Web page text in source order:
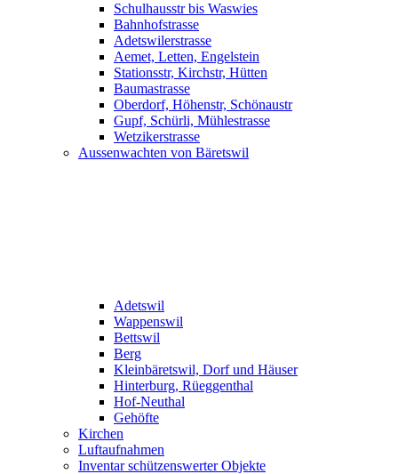
Schulhausstr bis Waswies
Bahnhofstrasse
Adetswilerstrasse
Aemet, Letten, Engelstein
Stationsstr, Kirchstr, Hütten
Baumastrasse
Oberdorf, Höhenstr, Schönaustr
Gupf, Schürli, Mühlestrasse
Wetzikerstrasse
Aussenwachten von Bäretswil
Adetswil
Wappenswil
Bettswil
Berg
Kleinbäretswil, Dorf und Häuser
Hinterburg, Rüeggenthal
Hof-Neuthal
Gehöfte
Kirchen
Luftaufnahmen
Inventar schützenswerter Objekte